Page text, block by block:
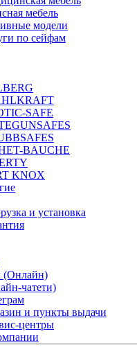
мебель
модели
по сейфам
SAFE
BAUCHE
KNOX
и установка
(Онлайн)
чатети)
и пункты выдачи
центры